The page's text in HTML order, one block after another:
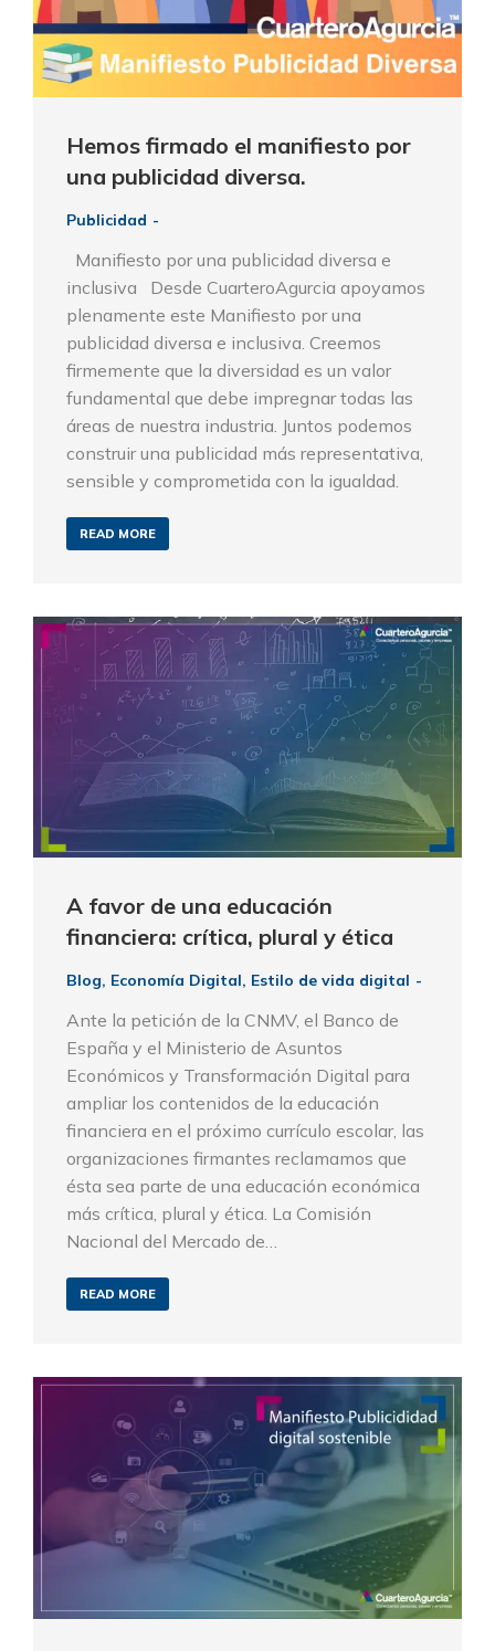
Hemos firmado el manifiesto por
una publicidad diversa.
Publicidad
Manifiesto por una publicidad diversa e
inclusiva Desde CuarteroAgurcia apoyamos
plenamente este Manifiesto por una
publicidad diversa e inclusiva. Creemos
firmemente que la diversidad es un valor
fundamental que debe impregnar todas las
áreas de nuestra industria. Juntos podemos
construir una publicidad más representativa,
sensible y comprometida con la igualdad.
READ MORE
A favor de una educación
financiera: crítica, plural y ética
Blog, Economía Digital, Estilo de vida digital
Ante la petición de la CNMV, el Banco de
España y el Ministerio de Asuntos
Económicos y Transformación Digital para
ampliar los contenidos de la educación
financiera en el próximo currículo escolar, las
organizaciones firmantes reclamamos que
ésta sea parte de una educación económica
más crítica, plural y ética. La Comisión
Nacional del Mercado de…
READ MORE